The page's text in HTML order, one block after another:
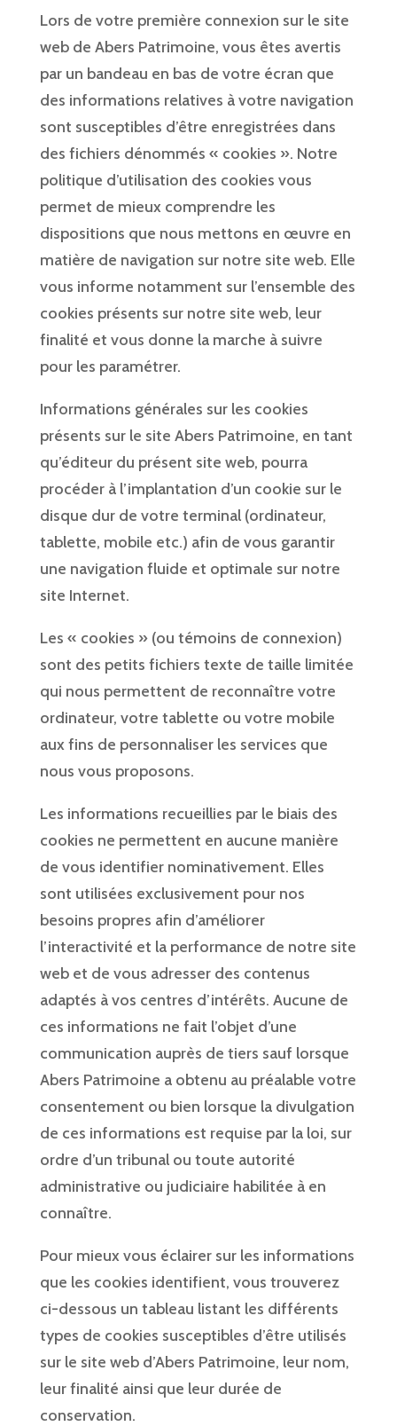
Lors de votre première connexion sur le site
web de Abers Patrimoine, vous êtes avertis
par un bandeau en bas de votre écran que
des informations relatives à votre navigation
sont susceptibles d’être enregistrées dans
des fichiers dénommés « cookies ». Notre
politique d’utilisation des cookies vous
permet de mieux comprendre les
dispositions que nous mettons en œuvre en
matière de navigation sur notre site web. Elle
vous informe notamment sur l’ensemble des
cookies présents sur notre site web, leur
finalité et vous donne la marche à suivre
pour les paramétrer.
Informations générales sur les cookies
présents sur le site Abers Patrimoine, en tant
qu’éditeur du présent site web, pourra
procéder à l’implantation d’un cookie sur le
disque dur de votre terminal (ordinateur,
tablette, mobile etc.) afin de vous garantir
une navigation fluide et optimale sur notre
site Internet.
Les « cookies » (ou témoins de connexion)
sont des petits fichiers texte de taille limitée
qui nous permettent de reconnaître votre
ordinateur, votre tablette ou votre mobile
aux fins de personnaliser les services que
nous vous proposons.
Les informations recueillies par le biais des
cookies ne permettent en aucune manière
de vous identifier nominativement. Elles
sont utilisées exclusivement pour nos
besoins propres afin d’améliorer
l’interactivité et la performance de notre site
web et de vous adresser des contenus
adaptés à vos centres d’intérêts. Aucune de
ces informations ne fait l’objet d’une
communication auprès de tiers sauf lorsque
Abers Patrimoine a obtenu au préalable votre
consentement ou bien lorsque la divulgation
de ces informations est requise par la loi, sur
ordre d’un tribunal ou toute autorité
administrative ou judiciaire habilitée à en
connaître.
Pour mieux vous éclairer sur les informations
que les cookies identifient, vous trouverez
ci-dessous un tableau listant les différents
types de cookies susceptibles d’être utilisés
sur le site web d’Abers Patrimoine, leur nom,
leur finalité ainsi que leur durée de
conservation.